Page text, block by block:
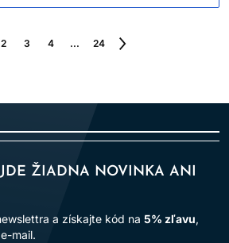
2 3 4 ... 24
Nasledujúca
ŽIADNA NOVINKA ANI
a získajte kód na 5% zľavu,
mail.